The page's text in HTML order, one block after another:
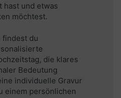
hast und etwas
möchtest.
findest du
die klares
Bedeutung
individuelle Gravur
einem persönlichen